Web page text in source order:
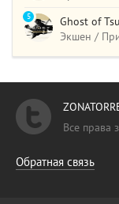
Ghost of
Экшен /
5
Все права
Обратная связь